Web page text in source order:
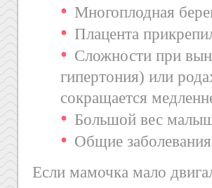
Многоплодная
Плацента
Сложности при
гипертония) или
сокращается
Большой вес
Общие
Если мамочка мало